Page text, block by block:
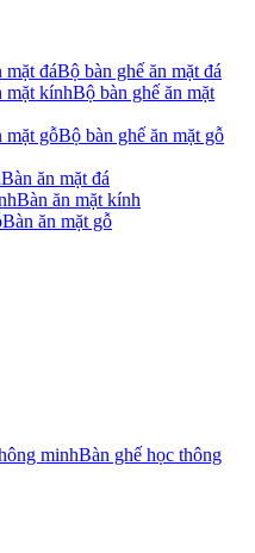
Bộ bàn ghế ăn mặt đá
Bộ bàn ghế ăn mặt
Bộ bàn ghế ăn mặt gỗ
Bàn ăn mặt đá
Bàn ăn mặt kính
Bàn ăn mặt gỗ
Bàn ghế học thông